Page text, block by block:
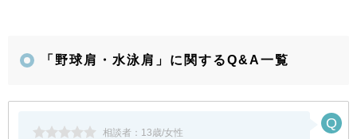
「野球肩・水泳肩」に関するQ&A一覧
相談者： 13歳/女性